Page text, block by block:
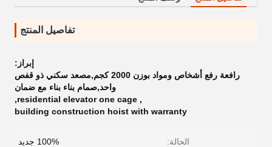
تفاصيل المنتج
إبراز:
رافعة رفع أشخاص ومواد بوزن 2000 كجم,مصعد سكني ذو قفص
واحد,صمام بناء بناء مع ضمان
,
residential elevator one cage
,
building construction hoist with warranty
الحالة: 100% جديد